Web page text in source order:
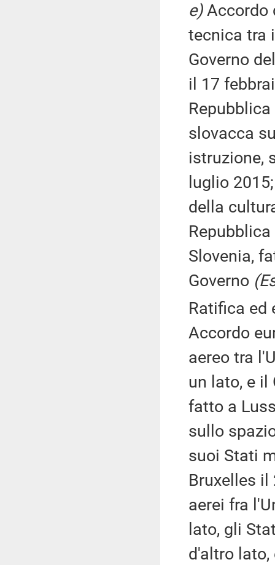
e)Accordo
tecnica tra
Governo
il 17
slovacca
istruzione,
luglio
della
Slovenia,
Governo
Ratifica ed
Accordo
aereo tra
un lato, e il
fatto a
sullo
suoi Stati
Bruxelles
aerei fra
lato, gli
d'altro lato,